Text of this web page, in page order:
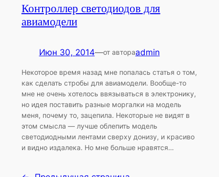
Контроллер светодиодов для
авиамодели
Июн 30, 2014—от автораadmin
Некоторое время назад мне попалась статья о том,
как сделать стробы для авиамодели. Вообще-то
мне не очень хотелось ввязываться в электронику,
но идея поставить разные моргалки на модель
меня, почему то, зацепила. Некоторые не видят в
этом смысла — лучше облепить модель
светодиодными лентами сверху донизу, и красиво
и видно издалека. Но мне больше нравятся…